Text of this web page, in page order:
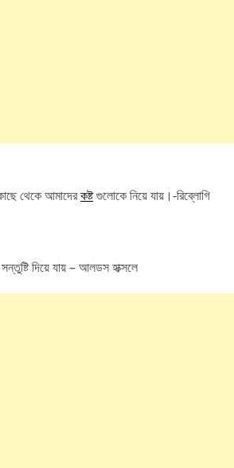
থেকে আমাদেরকষ্টগুলোকে নিয়ে যায়।-রিব্লোগি
দিয়ে যায় – আলডস হাক্সলে